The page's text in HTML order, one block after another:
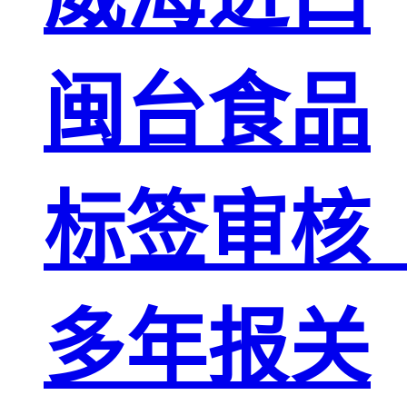
闽台食品
标签审核
多年报关